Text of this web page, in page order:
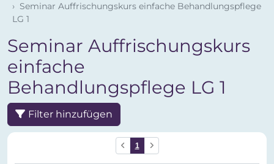
Seminar Auffrischungskurs einfache Behandlungspflege
LG 1
Seminar Auffrischungskurs
einfache
Behandlungspflege LG 1
Filter hinzufügen
1